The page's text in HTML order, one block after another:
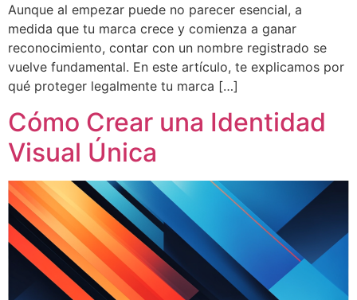
Aunque al empezar puede no parecer esencial, a
medida que tu marca crece y comienza a ganar
reconocimiento, contar con un nombre registrado se
vuelve fundamental. En este artículo, te explicamos por
qué proteger legalmente tu marca […]
Cómo Crear una Identidad
Visual Única